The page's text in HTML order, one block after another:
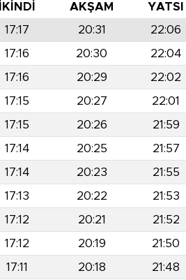
İKINDI AKŞAM
YATSI
17:17 20:31
22:06
17:16 20:30
22:04
17:16 20:29
22:02
17:15 20:27
22:01
17:15 20:26
21:59
17:14 20:25
21:57
17:14 20:23
21:55
17:13 20:22
21:53
17:12 20:21
21:52
17:12 20:19
21:50
17:11 20:18
21:48